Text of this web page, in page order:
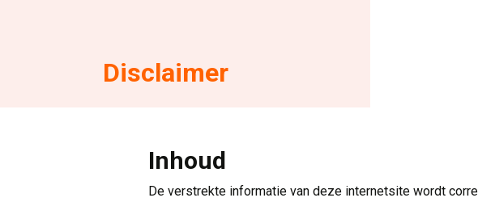
Disclaimer
Inhoud
De verstrekte informatie van deze internetsite wordt